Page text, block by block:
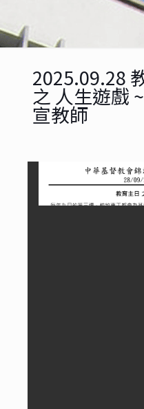
2025.09.28
之 人生遊戲
宣教師